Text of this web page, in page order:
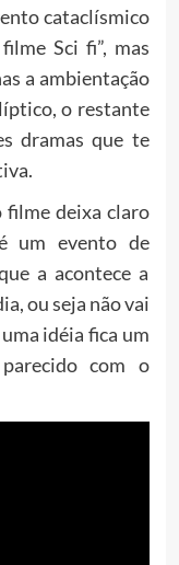
cataclísmico
Sci fi”, mas
a ambientação
o restante
dramas que te
filme deixa claro
um evento de
a acontece a
ou seja não vai
idéia fica um
com o